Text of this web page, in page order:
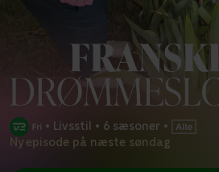
• Livsstil • 6 sæsoner •
Ny episode på næste søndag